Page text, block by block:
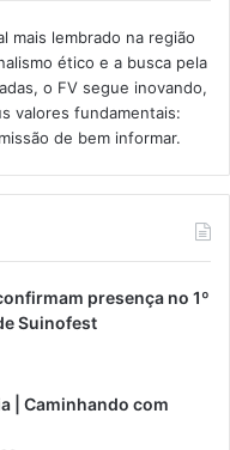
mais lembrado na região
ético e a busca pela
o FV segue inovando,
valores fundamentais:
de bem informar.​
presença no 1º
Suinofest
| Caminhando com